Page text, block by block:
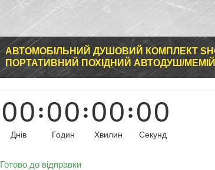
АВТОМОБІЛЬНИЙ ДУШОВИЙ КОМПЛЕКТ
ПОРТАТИВНИЙ ПОХІДНИЙ АВТОДУШ/
00
Днів
00
Годин
00
Хвилин
00
Секунд
Готово до відправки